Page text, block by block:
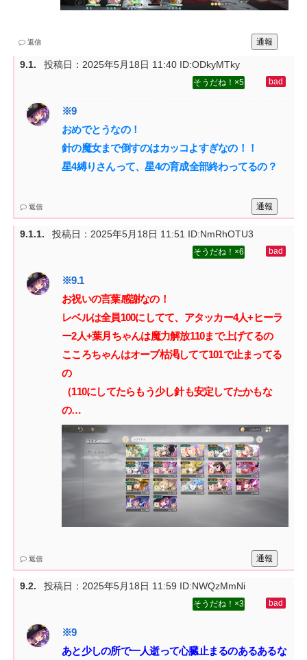
通報
返信
投稿日： 2025年5月18日 11:40 ID:ODkyMTky
5
おめでとうなの！‌
針の魔女まで倒すのはカッコよすぎなの！！‌
星4縛りさんって、星4の育成全部終わってるの？
通報
返信
投稿日：2025年5月18日 11:51 ID:NmRhOTU3
6
お祝いの言葉感謝なの！‌
レベルは全員100にしてて、アタッカー4人+ヒーラ
ー2人+葉月ちゃんは魔力解放110まで上げてるの‌
こころちゃんはオーブ枯渇してて101で止まってる
の‌
（110にしてたらもう少し針も安定してたかもな
の…
通報
返信
投稿日： 2025年5月18日 11:59 ID:NWQzMmNi
3
あと少しの所で一人逝って心臓止まるのあるあるな